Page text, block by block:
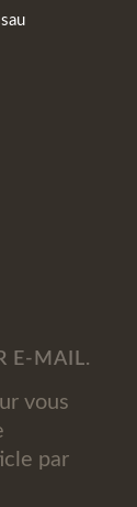
E-MAIL.
vous
par